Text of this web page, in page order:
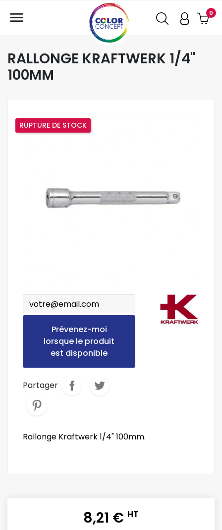
0

RALLONGE KRAFTWERK 1/4"
100MM
RUPTURE DE STOCK
Prévenez-moi
lorsque le produit
est disponible
Partager
Rallonge Kraftwerk 1/4" 100mm.
8,21 € HT